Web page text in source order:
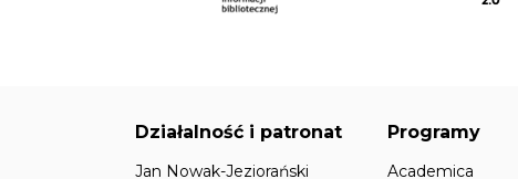
Działalność i patronat
Jan Nowak-Jeziorański
Programy
Academica